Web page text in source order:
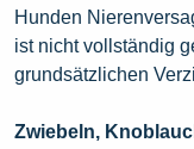
Hunden
ist nicht vollständig
grundsätzlichen
Zwiebeln,